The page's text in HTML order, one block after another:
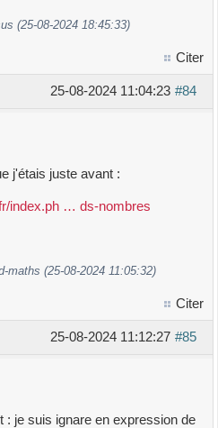
(25-08-2024 18:45:33)
Citer
#84
25-08-2024 11:04:23
j'étais juste avant :
index.ph … ds-nombres
maths (25-08-2024 11:05:32)
Citer
#85
25-08-2024 11:12:27
: je suis ignare en expression de